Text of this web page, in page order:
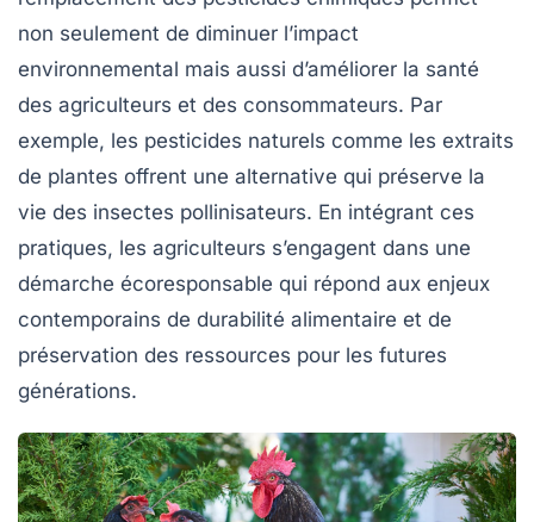
non seulement de diminuer l’impact
environnemental mais aussi d’améliorer la santé
des agriculteurs et des consommateurs. Par
exemple, les pesticides naturels comme les extraits
de plantes offrent une alternative qui préserve la
vie des insectes pollinisateurs. En intégrant ces
pratiques, les agriculteurs s’engagent dans une
démarche écoresponsable qui répond aux enjeux
contemporains de durabilité alimentaire et de
préservation des ressources pour les futures
générations.